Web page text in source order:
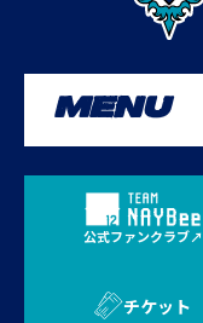
MENU
公式ファンクラブ
チケット